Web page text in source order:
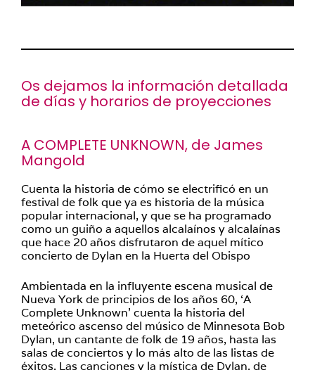
Os dejamos la información detallada
de días y horarios de proyecciones
A COMPLETE UNKNOWN, de James
Mangold
Cuenta la historia de cómo se electrificó en un
festival de folk que ya es historia de la música
popular internacional, y que se ha programado
como un guiño a aquellos alcalaínos y alcalaínas
que hace 20 años disfrutaron de aquel mítico
concierto de Dylan en la Huerta del Obispo
Ambientada en la influyente escena musical de
Nueva York de principios de los años 60, ‘A
Complete Unknown’ cuenta la historia del
meteórico ascenso del músico de Minnesota Bob
Dylan, un cantante de folk de 19 años, hasta las
salas de conciertos y lo más alto de las listas de
éxitos. Las canciones y la mística de Dylan, de